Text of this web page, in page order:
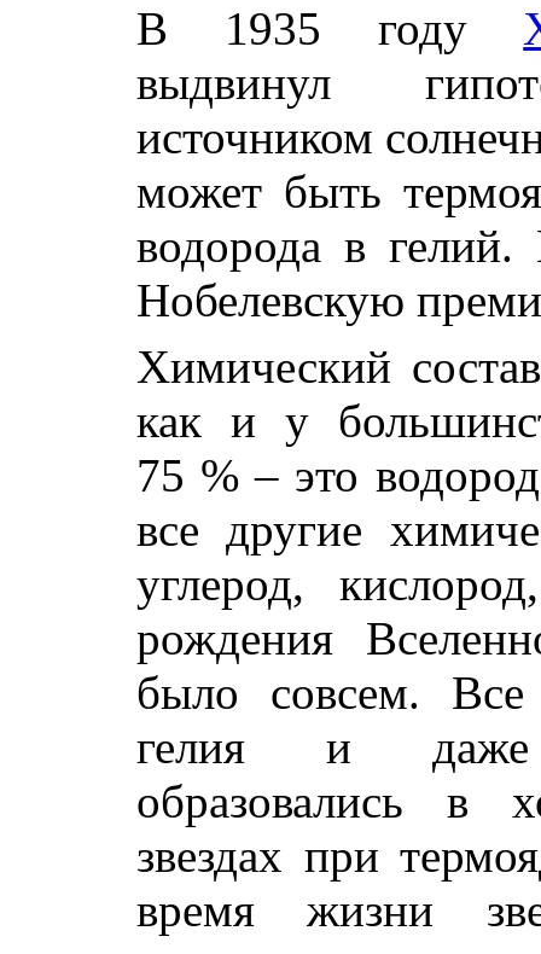
В 1935 году
выдвинул
источником
может быть
водорода в
Нобелевскую
Химический
как и у
75 % – это
все другие
углерод,
рождения
было совсем.
гелия и даже
образовались в
звездах при
время жизни